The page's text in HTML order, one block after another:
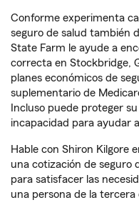
Conforme experimenta
seguro de salud también
State Farm le ayude a
correcta en Stockbridge,
planes económicos de
suplementario de
Incluso puede proteger
incapacidad para ayudar
Hable con Shiron Kilgore
una cotización de seguro
para satisfacer las
una persona de la tercera